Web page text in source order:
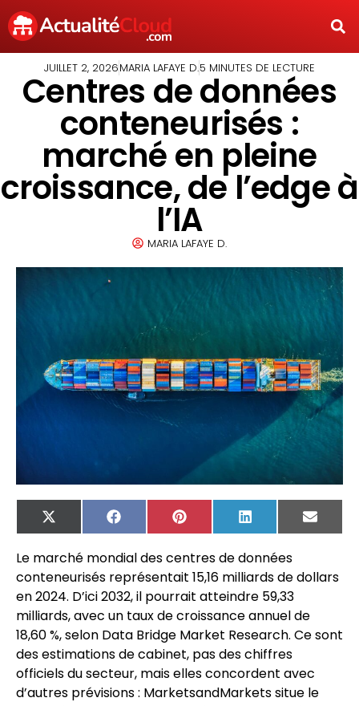
JUILLET 2, 2026MARIA LAFAYE D.5 MINUTES DE LECTURE
Centres de données
conteneurisés :
marché en pleine
croissance, de l’edge à
l’IA
MARIA LAFAYE D.
X
(Twitter)
FacebookPinterest LinkedIn
Email
Le marché mondial des centres de données
conteneurisés représentait 15,16 milliards de dollars
en 2024. D’ici 2032, il pourrait atteindre 59,33
milliards, avec un taux de croissance annuel de
18,60 %, selon Data Bridge Market Research. Ce sont
des estimations de cabinet, pas des chiffres
officiels du secteur, mais elles concordent avec
d’autres prévisions : MarketsandMarkets situe le